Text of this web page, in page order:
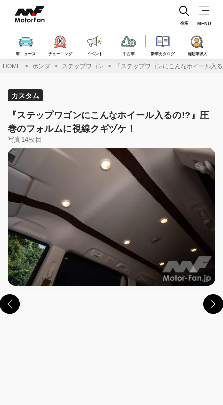
ス
車ニュース チューニング イベント 中古車 新車カタログ 自動車求人
検索 MENU
HOME ホンダ ステップワゴン 『ステップワゴンにこんなホイール入
カスタム
『ステップワゴンにこんなホイール入るの!?』圧
巻のフォルムに視線クギヅケ！
写真14枚目